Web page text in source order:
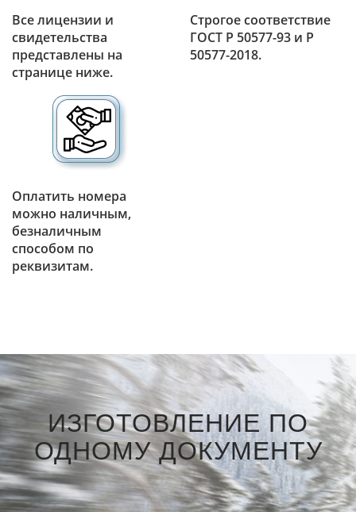
Все лицензии и
свидетельства
представлены на
странице ниже.
Строгое соответствие
ГОСТ Р 50577-93 и Р
50577-2018.
Оплатить номера
можно наличным,
безналичным
способом по
реквизитам.
ИЗГОТОВЛЕНИЕ ПО
ОДНОМУ ДОКУМЕНТУ